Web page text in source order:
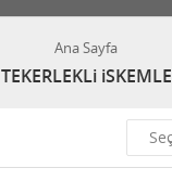
Ana Sayfa
TEKERLEKLi iSKEMLE